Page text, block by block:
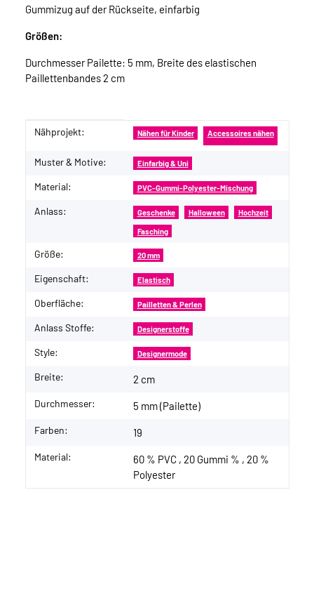
Gummizug auf der Rückseite, einfarbig
Größen:
Durchmesser Pailette: 5 mm, Breite des elastischen
Paillettenbandes 2 cm
Produkteigenschaft
Wert
Nähprojekt: Nähen für Kinder Accessoires nähen
Muster & Motive: Einfarbig & Uni
Material: PVC-Gummi-Polyester-Mischung
Anlass: Geschenke Halloween Hochzeit
Fasching
Größe: 20 mm
Eigenschaft: Elastisch
Oberfläche: Pailletten & Perlen
Anlass Stoffe: Designerstoffe
Style: Designermode
Breite: 2 cm
Durchmesser: 5 mm (Pailette)
Farben: 19
Material:
60 % PVC , 20 Gummi % , 20 %
Polyester